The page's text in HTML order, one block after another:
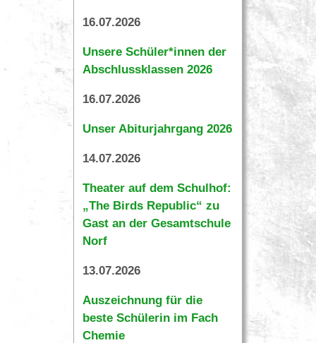
16.07.2026
Unsere Schüler*innen der
Abschlussklassen 2026
16.07.2026
Unser Abiturjahrgang 2026
14.07.2026
Theater auf dem Schulhof:
„The Birds Republic“ zu
Gast an der Gesamtschule
Norf
13.07.2026
Auszeichnung für die
beste Schülerin im Fach
Chemie